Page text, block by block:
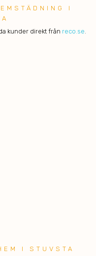
I
kunder direkt från reco.se
I STUVSTA